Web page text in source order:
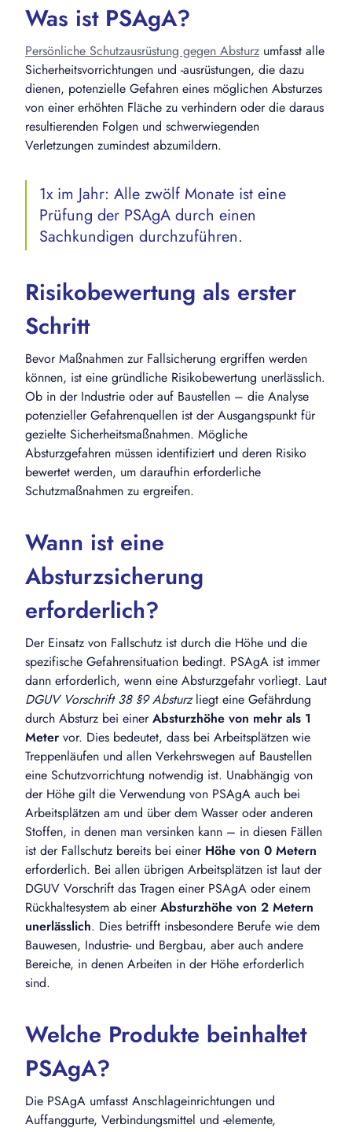
Was ist PSAgA?
Persönliche Schutzausrüstung gegen Absturz umfasst alle
Sicherheitsvorrichtungen und -ausrüstungen, die dazu
dienen, potenzielle Gefahren eines möglichen Absturzes
von einer erhöhten Fläche zu verhindern oder die daraus
resultierenden Folgen und schwerwiegenden
Verletzungen zumindest abzumildern.
1x im Jahr: Alle zwölf Monate ist eine
Prüfung der PSAgA durch einen
Sachkundigen durchzuführen.
Risikobewertung als erster
Schritt
Bevor Maßnahmen zur Fallsicherung ergriffen werden
können, ist eine gründliche Risikobewertung unerlässlich.
Ob in der Industrie oder auf Baustellen – die Analyse
potenzieller Gefahrenquellen ist der Ausgangspunkt für
gezielte Sicherheitsmaßnahmen. Mögliche
Absturzgefahren müssen identifiziert und deren Risiko
bewertet werden, um daraufhin erforderliche
Schutzmaßnahmen zu ergreifen.
Wann ist eine
Absturzsicherung
erforderlich?
Der Einsatz von Fallschutz ist durch die Höhe und die
spezifische Gefahrensituation bedingt. PSAgA ist immer
dann erforderlich, wenn eine Absturzgefahr vorliegt. Laut
DGUV Vorschrift 38 §9 Absturzliegt eine Gefährdung
durch Absturz bei einerAbsturzhöhe von mehr als 1
Meter vor. Dies bedeutet, dass bei Arbeitsplätzen wie
Treppenläufen und allen Verkehrswegen auf Baustellen
eine Schutzvorrichtung notwendig ist. Unabhängig von
der Höhe gilt die Verwendung von PSAgA auch bei
Arbeitsplätzen am und über dem Wasser oder anderen
Stoffen, in denen man versinken kann – in diesen Fällen
ist der Fallschutz bereits bei einer Höhe von 0 Metern
erforderlich. Bei allen übrigen Arbeitsplätzen ist laut der
DGUV Vorschrift das Tragen einer PSAgA oder einem
Rückhaltesystem ab einerAbsturzhöhe von 2 Metern
unerlässlich. Dies betrifft insbesondere Berufe wie dem
Bauwesen, Industrie- und Bergbau, aber auch andere
Bereiche, in denen Arbeiten in der Höhe erforderlich
sind.
Welche Produkte beinhaltet
PSAgA?
Die PSAgA umfasst Anschlageinrichtungen und
Auffanggurte, Verbindungsmittel und -elemente,